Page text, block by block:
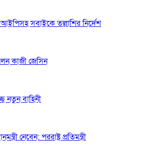
সবাইকে তল্লাশির নির্দেশ
কাজী জেসিন
নতুন বাহিনী
নেবেন: পররাষ্ট্র প্রতিমন্ত্রী